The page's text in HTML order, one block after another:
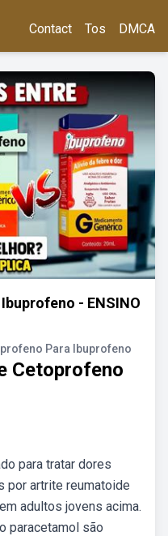
Contact Tos DMCA
- ENSINO
Para Ibuprofeno
Cetoprofeno
para tratar dores
por artrite reumatoide
adultos jovens acima.
paracetamol são